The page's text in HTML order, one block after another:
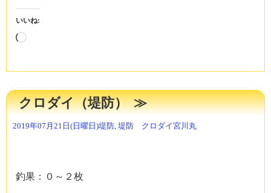
いいね:
読
中…
クロダイ（堤防）
2019年07月21日(日曜日)堤防, 堤防 クロダイ宮川丸
釣果：０～２枚